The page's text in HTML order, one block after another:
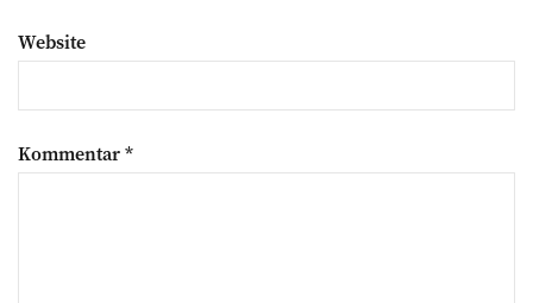
Website
Kommentar*